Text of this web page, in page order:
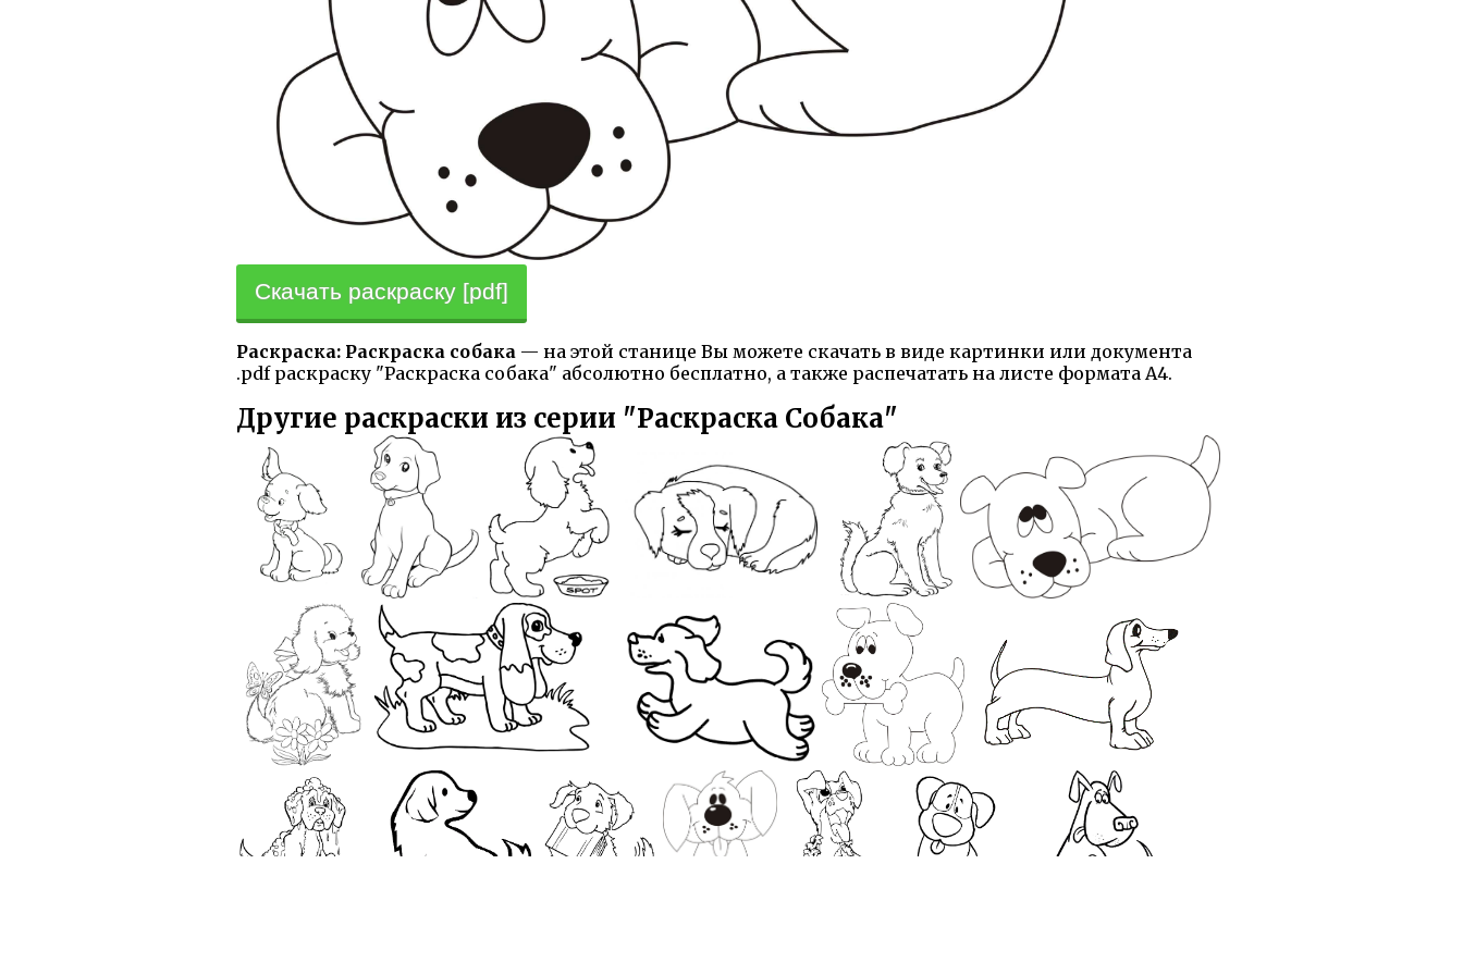
Скачать раскраску [pdf]
Раскраска: Раскраска собака — на этой станице Вы можете скачать в виде картинки или документа
.pdf раскраску "Раскраска собака" абсолютно бесплатно, а также распечатать на листе формата А4.
Другие раскраски из серии "Раскраска Собака"